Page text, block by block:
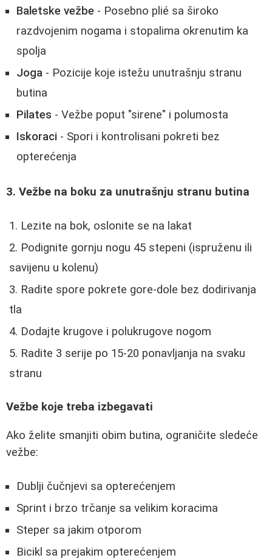
Baletske vežbe - Posebno plié sa široko
razdvojenim nogama i stopalima okrenutim ka
spolja
Joga - Pozicije koje istežu unutrašnju stranu
butina
Pilates - Vežbe poput "sirene" i polumosta
Iskoraci - Spori i kontrolisani pokreti bez
opterećenja
3. Vežbe na boku za unutrašnju stranu butina
Lezite na bok, oslonite se na lakat
Podignite gornju nogu 45 stepeni (ispruženu ili
savijenu u kolenu)
Radite spore pokrete gore-dole bez dodirivanja
tla
Dodajte krugove i polukrugove nogom
Radite 3 serije po 15-20 ponavljanja na svaku
stranu
Vežbe koje treba izbegavati
Ako želite smanjiti obim butina, ograničite sledeće
vežbe:
Dublji čučnjevi sa opterećenjem
Sprint i brzo trčanje sa velikim koracima
Steper sa jakim otporom
Bicikl sa prejakim opterećenjem